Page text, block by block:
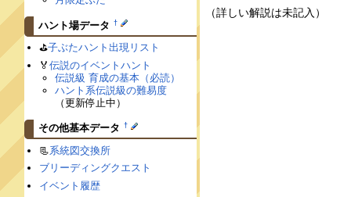
（詳しい解説は未記入）
ハント場データ †
⛳️子ぶたハント出現リスト
🏅伝説のイベントハント
伝説級 育成の基本（必読）
ハント系伝説級の難易度
（更新停止中）
その他基本データ †
📃系統図交換所
ブリーディングクエスト
イベント履歴